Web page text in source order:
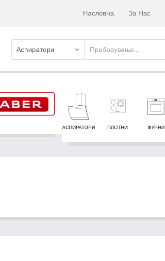
Насловна За Нас
Аспиратори
АСПИРАТОРИ ПЛОТНИ ФУРНИ